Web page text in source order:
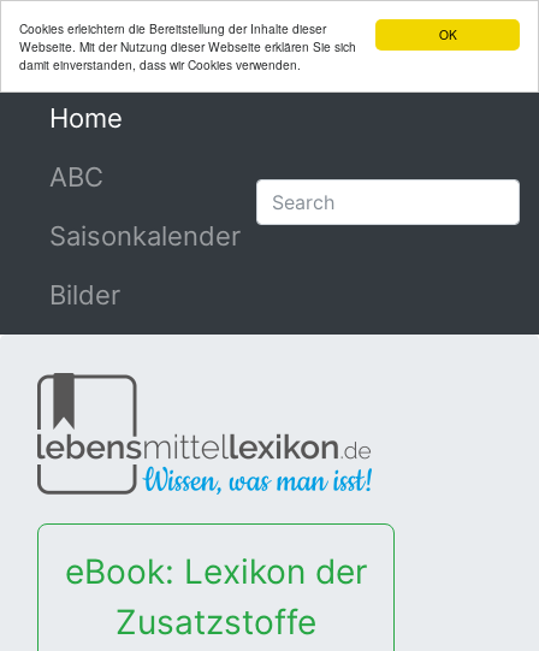
OK
Cookies erleichtern die Bereitstellung der Inhalte dieser
Webseite. Mit der Nutzung dieser Webseite erklären Sie sich
damit einverstanden, dass wir Cookies verwenden.
Home
ABC
Saisonkalender
Bilder
eBook: Lexikon der
Zusatzstoffe